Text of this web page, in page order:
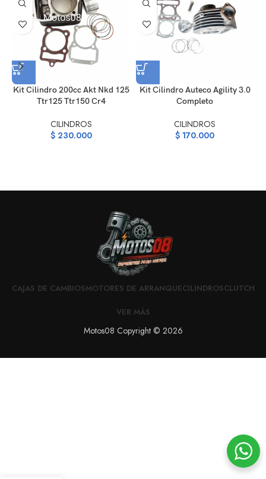
Kit Cilindro 200cc Akt Nkd 125
Ttr125 Ttr150 Cr4
CILINDROS
$230.000
Kit Cilindro Auteco Agility 3.0
Completo
CILINDROS
$ 170.000
CAJAS DE CAMBIOSMOTORES DE ARRANQUECILINDROSCLUTCH
VER MÁS
Motos08 Copyright © 2026